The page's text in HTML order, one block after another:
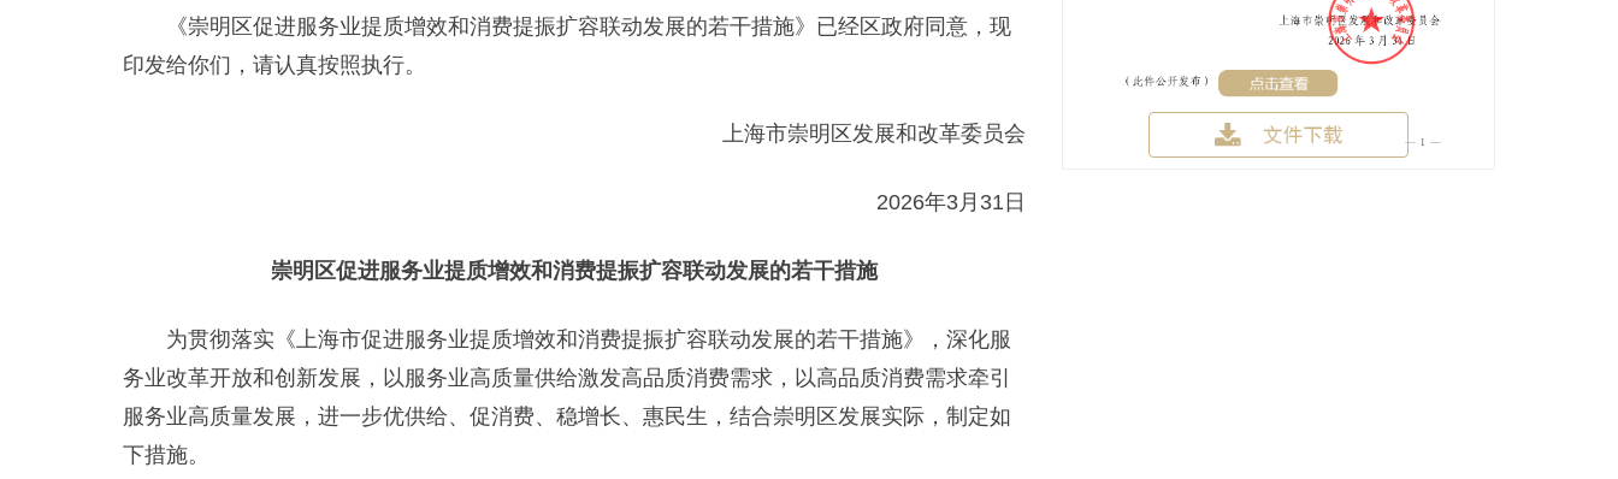
《崇明区促进服务业提质增效和消费提振扩容联动发展的若干措施》已经区政府同意，现
印发给你们，请认真按照执行。
上海市崇明区发展和改革委员会
2026年3月31日
崇明区促进服务业提质增效和消费提振扩容联动发展的若干措施
为贯彻落实《上海市促进服务业提质增效和消费提振扩容联动发展的若干措施》，深化服
务业改革开放和创新发展，以服务业高质量供给激发高品质消费需求，以高品质消费需求牵引
服务业高质量发展，进一步优供给、促消费、稳增长、惠民生，结合崇明区发展实际，制定如
下措施。